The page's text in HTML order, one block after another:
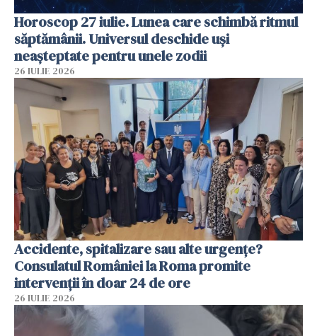
Horoscop 27 iulie. Lunea care schimbă ritmul
săptămânii. Universul deschide uși
neașteptate pentru unele zodii
26 IULIE 2026
Accidente, spitalizare sau alte urgențe?
Consulatul României la Roma promite
intervenții în doar 24 de ore
26 IULIE 2026